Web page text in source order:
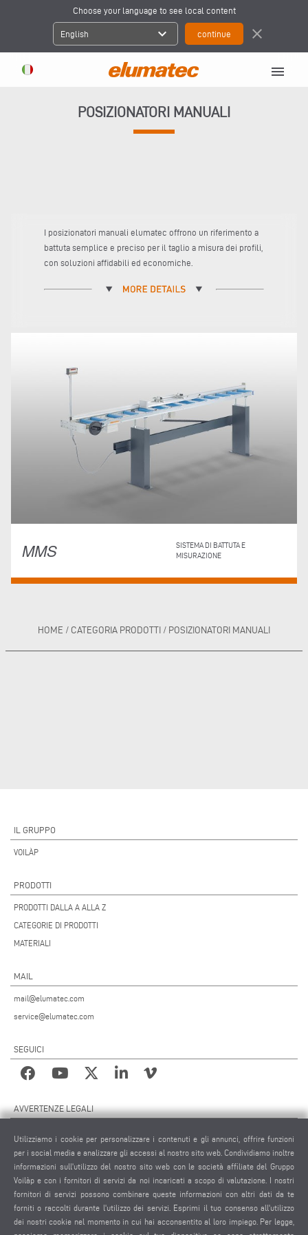
Choose your language to see local content
English expand_more close
menu
POSIZIONATORI MANUALI
I posizionatori manuali elumatec offrono un riferimento a
battuta semplice e preciso per il taglio a misura dei profili,
con soluzioni affidabili ed economiche.
MMS
SISTEMA DI BATTUTA E
MISURAZIONE
HOME / CATEGORIA PRODOTTI / POSIZIONATORI MANUALI
IL GRUPPO
VOILÀP
PRODOTTI
PRODOTTI DALLA A ALLA Z
CATEGORIE DI PRODOTTI
MATERIALI
MAIL
mail@elumatec.com
service@elumatec.com
SEGUICI
AVVERTENZE LEGALI
MATERIALE GRAFICO
PROTEZIONE DEI DATI
PROTEZIONE DEI DATI INTERNAZIONALE
CONTRATTO DI MANUTENZIONE REMOTA
Utilizziamo i cookie per personalizzare i contenuti e gli annunci, offrire funzioni
per i social media e analizzare gli accessi al nostro sito web. Condividiamo inoltre
informazioni sull'utilizzo del nostro sito web con le società affiliate del Gruppo
Voilàp e con i fornitori di servizi da noi incaricati a scopo di valutazione. I nostri
fornitori di servizi possono combinare queste informazioni con altri dati da te
forniti o raccolti durante l'utilizzo dei servizi. Esprimi il tuo consenso all'utilizzo
dei nostri cookie nel momento in cui hai acconsentito al loro impiego. Per legge,